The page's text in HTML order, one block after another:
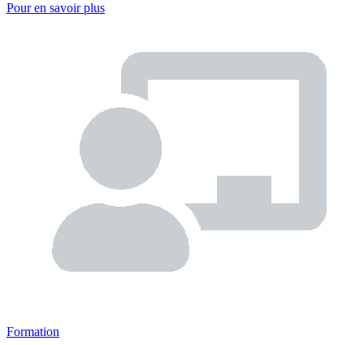
Pour en savoir plus
Formation